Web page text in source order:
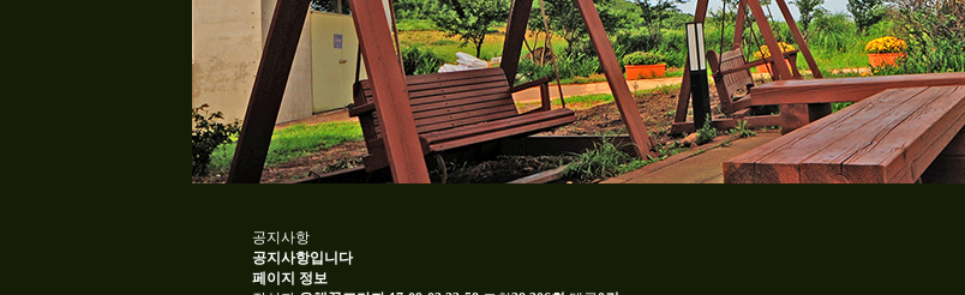
공지사항
공지사항입니다
페이지 정보